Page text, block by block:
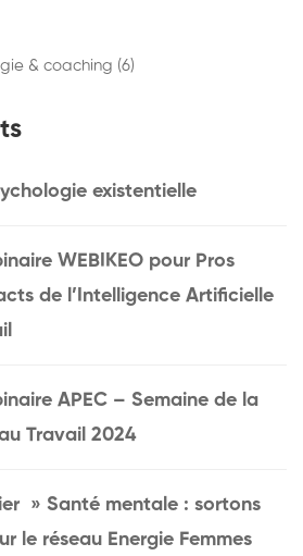
& coaching (6)
existentielle
WEBIKEO pour Pros
de l’Intelligence Artificielle
APEC – Semaine de la
Travail 2024
» Santé mentale : sortons
le réseau Energie Femmes